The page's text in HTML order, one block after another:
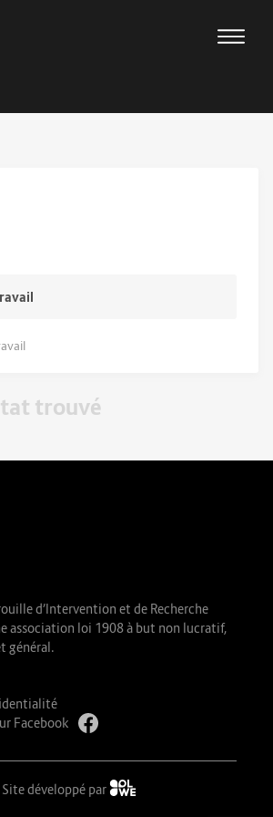
trouvé
d’Intervention et de Recherche
association loi 1908 à but non lucratif,
général.
Facebook
Site développé par